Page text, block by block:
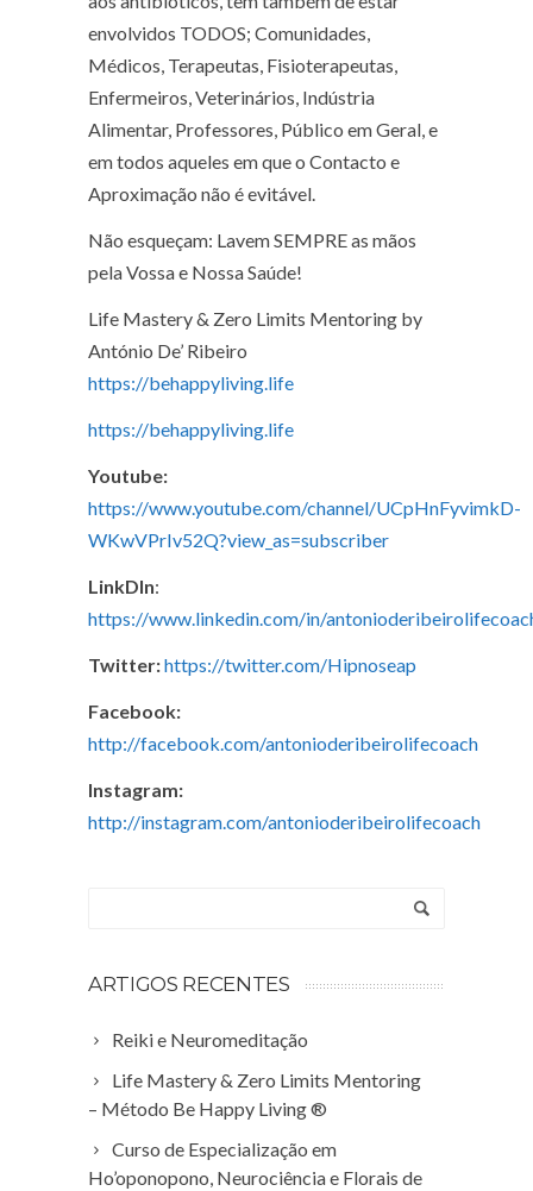
envolvidos TODOS; Comunidades,
Médicos, Terapeutas, Fisioterapeutas,
Enfermeiros, Veterinários, Indústria
Alimentar, Professores, Público em Geral, e
em todos aqueles em que o Contacto e
Aproximação não é evitável.
Não esqueçam: Lavem SEMPRE as mãos
pela Vossa e Nossa Saúde!
Life Mastery & Zero Limits Mentoring by
António De’ Ribeiro
https://behappyliving.life
https://behappyliving.life
Youtube:
https://www.youtube.com/channel/UCpHnFyvimkD-
WKwVPrIv52Q?view_as=subscriber
LinkDIn:
https://www.linkedin.com/in/
Twitter:https://twitter.com/Hipnoseap
Facebook:
http://facebook.com/antonioderibeirolifecoach
Instagram:
http://instagram.com/antonioderibeirolifecoach
ARTIGOS RECENTES
Reiki e Neuromeditação
Life Mastery & Zero Limits Mentoring
– Método Be Happy Living ®
Curso de Especialização em
Ho’oponopono, Neurociência e Florais de